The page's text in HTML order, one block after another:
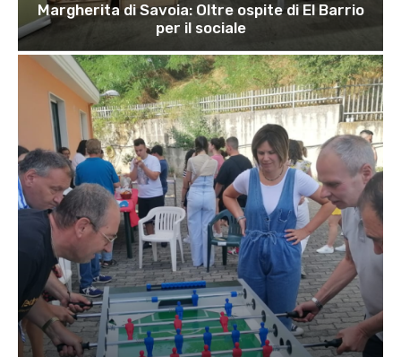
Margherita di Savoia: Oltre ospite di El Barrio
per il sociale